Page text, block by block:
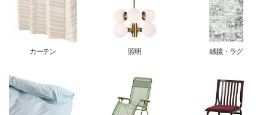
カーテン 照明 絨毯・ラグ